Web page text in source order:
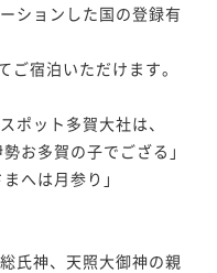
ションした国の登録有
宿泊いただけます。
ポット多賀大社は、
お多賀の子でござる」
へは月参り」
氏神、天照大御神の親